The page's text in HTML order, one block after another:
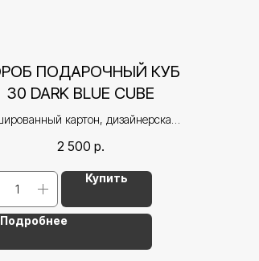
ПОДАРОЧНЫЙ КУБ
30 DARK BLUE CUBE
картон, дизайнерская
2 500 р.
Купить
Подробнее